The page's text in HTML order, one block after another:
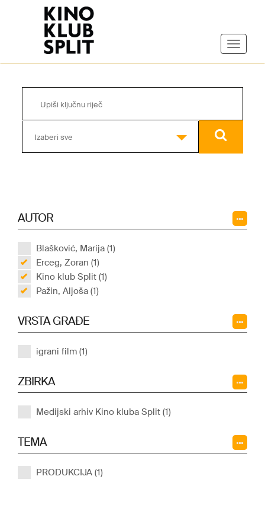
Izaberi sve
AUTOR
Blašković, Marija (1)
Erceg, Zoran (1)
Kino klub Split (1)
Pažin, Aljoša (1)
VRSTA GRAĐE
igrani film (1)
ZBIRKA
Medijski arhiv Kino kluba Split (1)
TEMA
PRODUKCIJA (1)